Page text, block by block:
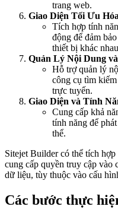
trang web.
Giao Diện Tối Ưu
Tích hợp tính
động để đảm
thiết bị khác
Quản Lý Nội Dung
Hỗ trợ quản lý
công cụ tìm
trực tuyến.
Giao Diện và Tính
Cung cấp khả
tính năng để
thể.
Sitejet Builder có thể tích
cung cấp quyền truy cập vào
dữ liệu, tùy thuộc vào cấu
Các bước thực